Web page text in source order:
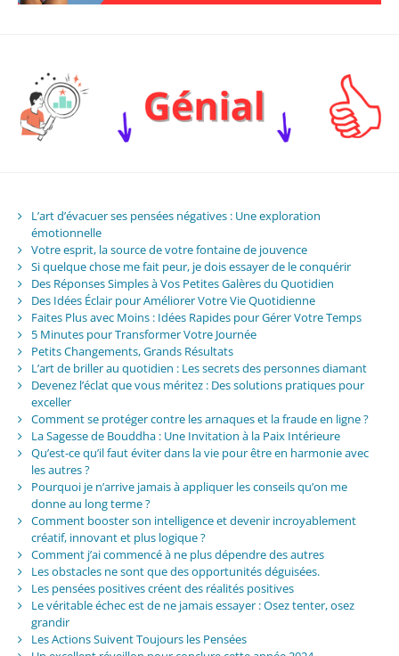
L’art d’évacuer ses pensées négatives : Une exploration
émotionnelle
Votre esprit, la source de votre fontaine de jouvence
Si quelque chose me fait peur, je dois essayer de le conquérir
Des Réponses Simples à Vos Petites Galères du Quotidien
Des Idées Éclair pour Améliorer Votre Vie Quotidienne
Faites Plus avec Moins : Idées Rapides pour Gérer Votre Temps
5 Minutes pour Transformer Votre Journée
Petits Changements, Grands Résultats
L’art de briller au quotidien : Les secrets des personnes diamant
Devenez l’éclat que vous méritez : Des solutions pratiques pour
exceller
Comment se protéger contre les arnaques et la fraude en ligne ?
La Sagesse de Bouddha : Une Invitation à la Paix Intérieure
Qu’est-ce qu’il faut éviter dans la vie pour être en harmonie avec
les autres ?
Pourquoi je n’arrive jamais à appliquer les conseils qu’on me
donne au long terme ?
Comment booster son intelligence et devenir incroyablement
créatif, innovant et plus logique ?
Comment j’ai commencé à ne plus dépendre des autres
Les obstacles ne sont que des opportunités déguisées.
Les pensées positives créent des réalités positives
Le véritable échec est de ne jamais essayer : Osez tenter, osez
grandir
Les Actions Suivent Toujours les Pensées